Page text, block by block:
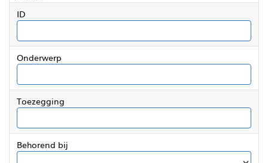
ID
Onderwerp
Toezegging
Behorend bij